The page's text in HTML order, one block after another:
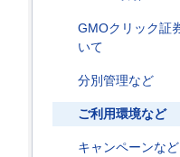
GMOクリック証
いて
分別管理など
ご利用環境など
キャンペーンなど